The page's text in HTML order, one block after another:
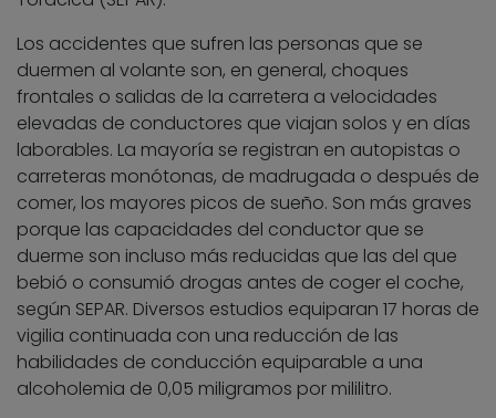
Los accidentes que sufren las personas que se
duermen al volante son, en general, choques
frontales o salidas de la carretera a velocidades
elevadas de conductores que viajan solos y en días
laborables. La mayoría se registran en autopistas o
carreteras monótonas, de madrugada o después de
comer, los mayores picos de sueño. Son más graves
porque las capacidades del conductor que se
duerme son incluso más reducidas que las del que
bebió o consumió drogas antes de coger el coche,
según SEPAR. Diversos estudios equiparan 17 horas de
vigilia continuada con una reducción de las
habilidades de conducción equiparable a una
alcoholemia de 0,05 miligramos por mililitro.